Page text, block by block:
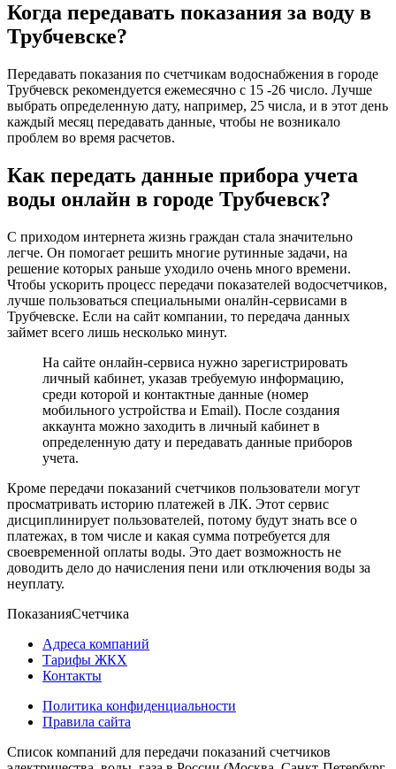
Когда передавать показания за воду в
Трубчевске?
Передавать показания по счетчикам водоснабжения в городе
Трубчевск рекомендуется ежемесячно с 15 -26 число. Лучше
выбрать определенную дату, например, 25 числа, и в этот день
каждый месяц передавать данные, чтобы не возникало
проблем во время расчетов.
Как передать данные прибора учета
воды онлайн в городе Трубчевск?
С приходом интернета жизнь граждан стала значительно
легче. Он помогает решить многие рутинные задачи, на
решение которых раньше уходило очень много времени.
Чтобы ускорить процесс передачи показателей водосчетчиков,
лучше пользоваться специальными оналйн-сервисами в
Трубчевске. Если на сайт компании, то передача данных
займет всего лишь несколько минут.
На сайте онлайн-сервиса нужно зарегистрировать
личный кабинет, указав требуемую информацию,
среди которой и контактные данные (номер
мобильного устройства и Email). После создания
аккаунта можно заходить в личный кабинет в
определенную дату и передавать данные приборов
учета.
Кроме передачи показаний счетчиков пользователи могут
просматривать историю платежей в ЛК. Этот сервис
дисциплинирует пользователей, потому будут знать все о
платежах, в том числе и какая сумма потребуется для
своевременной оплаты воды. Это дает возможность не
доводить дело до начисления пени или отключения воды за
неуплату.
ПоказанияСчетчика
Адреса компаний
Тарифы ЖКХ
Контакты
Политика конфиденциальности
Правила сайта
Список компаний для передачи показаний счетчиков